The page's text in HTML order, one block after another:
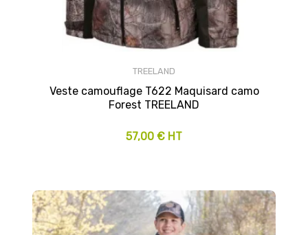
TREELAND
Veste camouflage T622 Maquisard camo
Forest TREELAND
57,00 € HT